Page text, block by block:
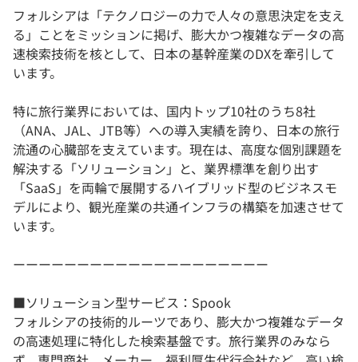
フォルシアは「テクノロジーの力で人々の意思決定を支え
る」ことをミッションに掲げ、膨大かつ複雑なデータの高
速検索技術を核として、日本の基幹産業のDXを牽引して
います。
特に旅行業界においては、国内トップ10社のうち8社
（ANA、JAL、JTB等）への導入実績を誇り、日本の旅行
流通の心臓部を支えています。現在は、高度な個別課題を
解決する「ソリューション」と、業界標準を創り出す
「SaaS」を両輪で展開するハイブリッド型のビジネスモ
デルにより、観光産業の共通インフラの構築を加速させて
います。
ーーーーーーーーーーーーーーーーーーーー
■ソリューション型サービス：Spook
フォルシアの技術的ルーツであり、膨大かつ複雑なデータ
の高速処理に特化した検索基盤です。旅行業界のみなら